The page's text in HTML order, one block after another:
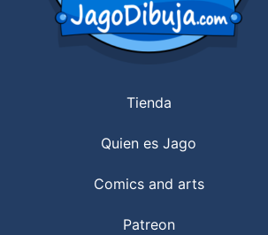
Tienda
Quien es Jago
Comics and arts
Patreon